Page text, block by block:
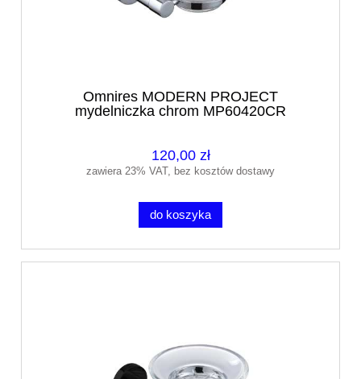
Omnires MODERN PROJECT
mydelniczka chrom MP60420CR
120,00 zł
zawiera 23% VAT, bez kosztów dostawy
do koszyka